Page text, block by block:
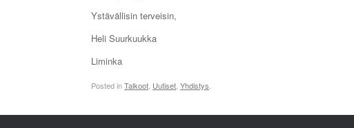
Ystävällisin terveisin,
Heli Suurkuukka
Liminka
Posted inTalkoot Uutiset Yhdistys